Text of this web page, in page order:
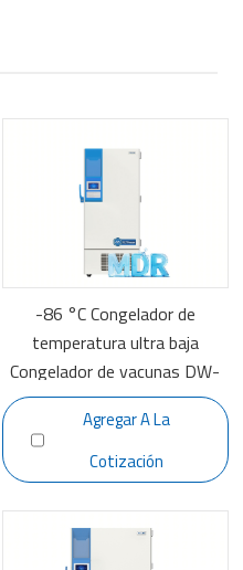
-86 °C Congelador de
temperatura ultra baja
Congelador de vacunas DW-
HL528HC
Agregar A La
Cotización